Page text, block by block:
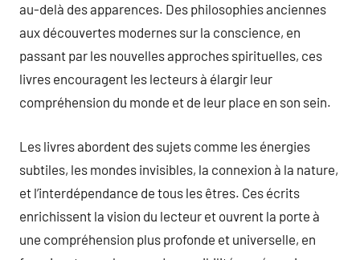
au-delà des apparences. Des philosophies anciennes
aux découvertes modernes sur la conscience, en
passant par les nouvelles approches spirituelles, ces
livres encouragent les lecteurs à élargir leur
compréhension du monde et de leur place en son sein.
Les livres abordent des sujets comme les énergies
subtiles, les mondes invisibles, la connexion à la nature,
et l’interdépendance de tous les êtres. Ces écrits
enrichissent la vision du lecteur et ouvrent la porte à
une compréhension plus profonde et universelle, en